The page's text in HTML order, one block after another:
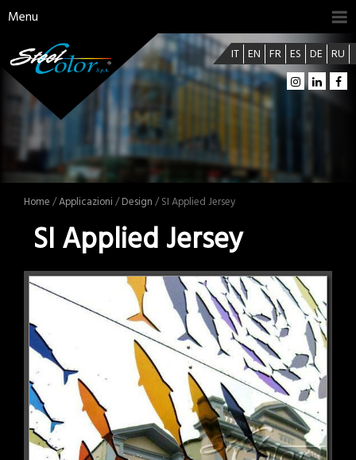
Menu
IT EN FR ES DE RU
Home /Applicazioni /Design / SI Applied Jersey
SI Applied Jersey